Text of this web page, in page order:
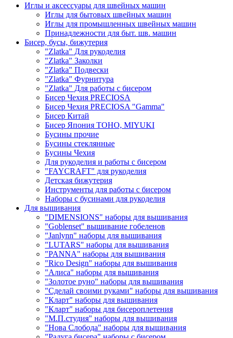
Иглы и аксессуары для швейных машин
Иглы для бытовых швейных машин
Иглы для промышленных швейных машин
Принадлежности для быт. шв. машин
Бисер, бусы, бижутерия
"Zlatka" Для рукоделия
"Zlatka" Заколки
"Zlatka" Подвески
"Zlatka" Фурнитура
"Zlatka" Для работы с бисером
Бисер Чехия PRECIOSA
Бисер Чехия PRECIOSA "Gamma"
Бисер Китай
Бисер Япония TOHO, MIYUKI
Бусины прочие
Бусины стеклянные
Бусины Чехия
Для рукоделия и работы с бисером
"FAYCRAFT" для рукоделия
Детская бижутерия
Инструменты для работы с бисером
Наборы с бусинами для рукоделия
Для вышивания
"DIMENSIONS" наборы для вышивания
"Goblenset" вышивание гобеленов
"Janlynn" наборы для вышивания
"LUTARS" наборы для вышивания
"PANNA" наборы для вышивания
"Rico Design" наборы для вышивания
"Алиса" наборы для вышивания
"Золотое руно" наборы для вышивания
"Сделай своими руками" наборы для вышивания
"Кларт" наборы для вышивания
"Кларт" наборы для бисероплетения
"М.П.студия" наборы для вышивания
"Нова Слобода" наборы для вышивания